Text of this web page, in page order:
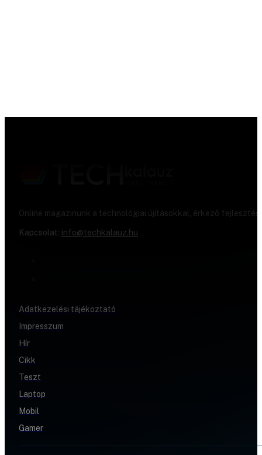
Online magazinunk a technológiai újításokkal, érkező
Kapcsolat: info@techkalauz.hu
Adatkezelési tájékoztató
Impresszum
Hír
Cikk
Teszt
Laptop
Mobil
Gamer